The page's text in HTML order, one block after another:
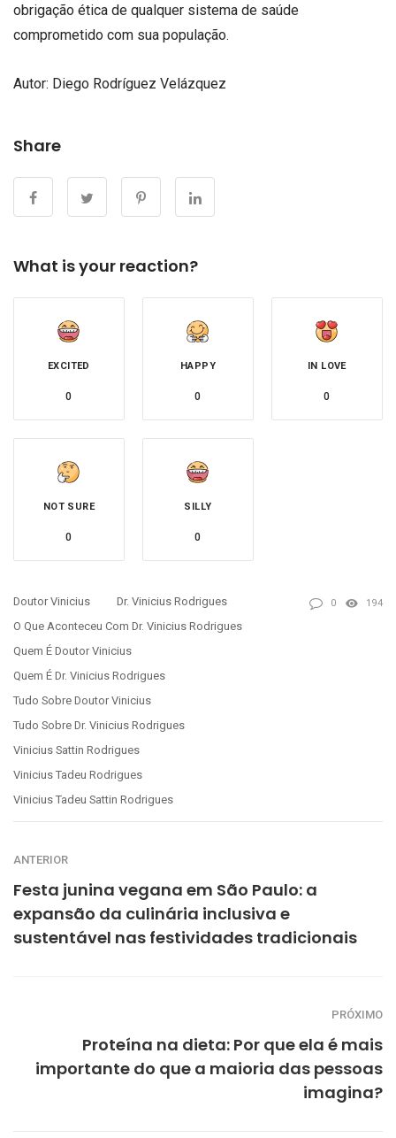
obrigação ética de qualquer sistema de saúde
comprometido com sua população.
Autor: Diego Rodríguez Velázquez
Share
What is your reaction?
EXCITED
0
HAPPY
0
IN LOVE
0
NOT SURE
0
SILLY
0
Doutor Vinicius
Dr. Vinicius Rodrigues
O Que Aconteceu Com Dr. Vinicius Rodrigues
Quem É Doutor Vinicius
Quem É Dr. Vinicius Rodrigues
Tudo Sobre Doutor Vinicius
Tudo Sobre Dr. Vinicius Rodrigues
Vinicius Sattin Rodrigues
Vinicius Tadeu Rodrigues
Vinicius Tadeu Sattin Rodrigues
0 194
ANTERIOR
Festa junina vegana em São Paulo: a
expansão da culinária inclusiva e
sustentável nas festividades tradicionais
PRÓXIMO
Proteína na dieta: Por que ela é mais
importante do que a maioria das pessoas
imagina?